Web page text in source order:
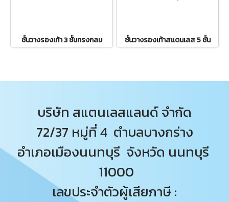
ชั้นวางรองเท้า 3 ชั้นทรงกลม ชั้นวางรองเท้าสแตนเลส 5 ชั้น
บริษัท สแตนเลสแลนด์ จำกัด
72/37 หมู่ที่ 4 ตำบลบางกร่าง
อำเภอเมืองนนทบุรี จังหวัด นนทบุรี
11000
เลขประจำตัวผู้เสียภาษี :